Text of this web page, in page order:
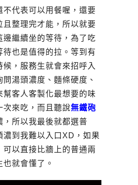
不代表可以用餐喔，還要
且整理完才能，所以就要
邊繼續坐的等待，為了吃
待也是值得的拉。等到有
候，服務生就會來招呼入
問湯頭濃度、麵條硬度、
幫客人客製化最想要的味
次來吃，而且聽說無鐵砲
，所以我最後就都選普
濃到我難以入口XD，如果
可以直接比牆上的普通兩
就會懂了。